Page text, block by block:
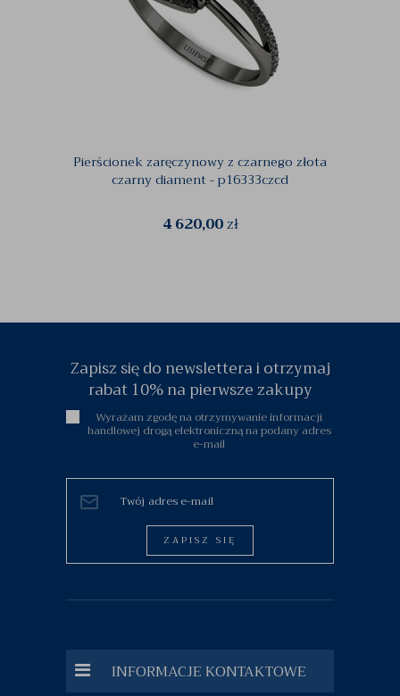
Pierścionek zaręczynowy z czarnego złota
czarny diament - p16333czcd
4 620,00zł
Zapisz się do newslettera i otrzymaj
rabat 10% na pierwsze zakupy
Wyrażam zgodę na otrzymywanie informacji
handlowej drogą elektroniczną na podany adres
e-mail
ZAPISZ SIĘ
INFORMACJE KONTAKTOWE